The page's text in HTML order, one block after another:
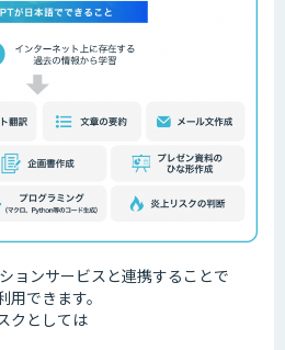
ョンサービスと連携することで
できます。
クとしては